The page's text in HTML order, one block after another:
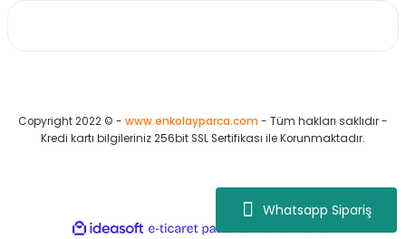
Whatsapp Sipariş
Copyright 2022 © - www.enkolayparca.com - Tüm hakları saklıdır -
Kredi kartı bilgileriniz 256bit SSL Sertifikası ile Korunmaktadır.
ideasoft